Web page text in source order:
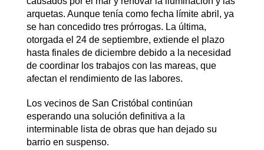
arquetas. Aunque tenía como fecha límite abril, ya
se han concedido tres prórrogas. La última,
otorgada el 24 de septiembre, extiende el plazo
hasta finales de diciembre debido a la necesidad
de coordinar los trabajos con las mareas, que
afectan el rendimiento de las labores.
Los vecinos de San Cristóbal continúan
esperando una solución definitiva a la
interminable lista de obras que han dejado su
barrio en suspenso.